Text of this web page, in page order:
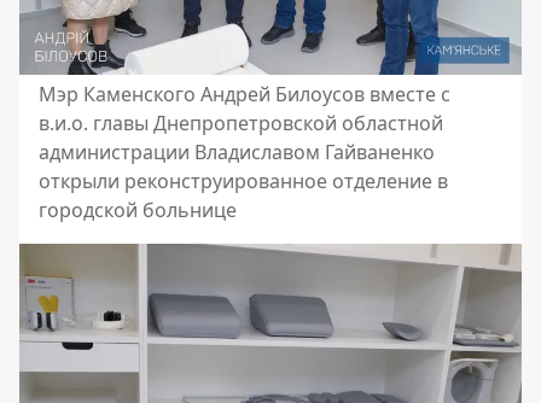
Мэр Каменского Андрей Билоусов вместе с
в.и.о. главы Днепропетровской областной
администрации Владиславом Гайваненко
открыли реконструированное отделение в
городской больнице